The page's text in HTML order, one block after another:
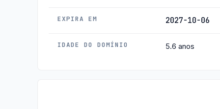
EXPIRA EM 2027-10-06
IDADE DO DOMÍNIO 5.6 anos